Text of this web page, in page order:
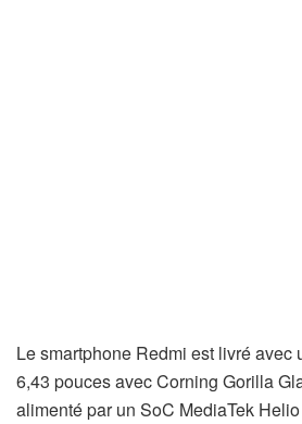
Le smartphone Redmi est livré avec
6,43 pouces avec Corning Gorilla
alimenté par un SoC MediaTek